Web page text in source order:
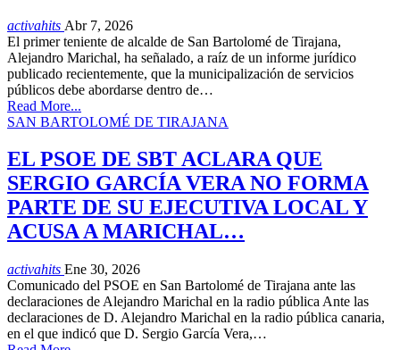
activahits Abr 7, 2026
El primer teniente de alcalde de San Bartolomé de Tirajana,
Alejandro Marichal, ha señalado, a raíz de un informe jurídico
publicado recientemente, que la municipalización de servicios
públicos debe abordarse dentro de…
Read More...
SAN BARTOLOMÉ DE TIRAJANA
EL PSOE DE SBT ACLARA QUE
SERGIO GARCÍA VERA NO FORMA
PARTE DE SU EJECUTIVA LOCAL Y
ACUSA A MARICHAL…
activahits Ene 30, 2026
Comunicado del PSOE en San Bartolomé de Tirajana ante las
declaraciones de Alejandro Marichal en la radio pública Ante las
declaraciones de D. Alejandro Marichal en la radio pública canaria,
en el que indicó que D. Sergio García Vera,…